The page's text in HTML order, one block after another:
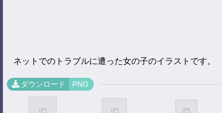
ネットでのトラブルに遭った女の子のイラストです。
ダウンロード PNG